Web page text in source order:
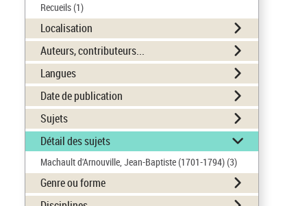
Recueils(1)
Localisation
Auteurs, contributeurs...
Langues
Date de publication
Sujets
Détail des sujets
Machault d'Arnouville, Jean-Baptiste (1701-1794)(3)
Genre ou forme